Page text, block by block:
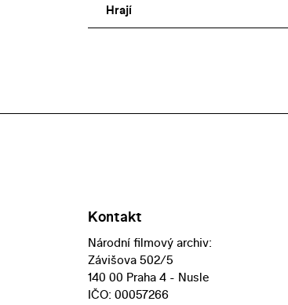
Hrají
Kontakt
Národní filmový archiv:
Závišova 502/5
140 00 Praha 4 - Nusle
IČO: 00057266